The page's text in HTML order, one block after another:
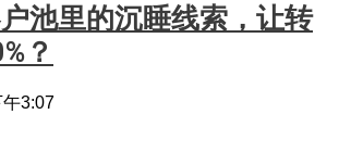
池里的沉睡线索，让转
？
午3:07